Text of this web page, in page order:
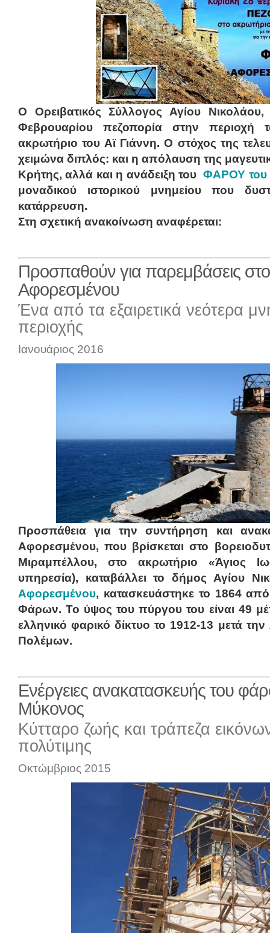
Ο Ορειβατικός Σύλλογος Αγίου Νικολάου,
Φεβρουαρίου πεζοπορία στην περιοχή
ακρωτήριο του Αϊ Γιάννη. Ο στόχος της
χειμώνα διπλός: και η απόλαυση της
Κρήτης, αλλά και η ανάδειξη του ΦΑΡΟΥ
μοναδικού ιστορικού μνημείου που
κατάρρευση.
Στη σχετική ανακοίνωση αναφέρεται:
Προσπαθούν για παρεμβάσεις
Αφορεσμένου
Ένα από τα εξαιρετικά νεότερα
περιοχής
Ιανουάριος 2016
Προσπάθεια για την συντήρηση και
Αφορεσμένου, που βρίσκεται στο
Μιραμπέλλου, στο ακρωτήριο «Άγιος
υπηρεσία), καταβάλλει το δήμος Αγίου
Αφορεσμένου, κατασκευάστηκε το 1864 από
Φάρων. Το ύψος του πύργου του είναι 49
ελληνικό φαρικό δίκτυο το 1912-13 μετά
Πολέμων.
Ενέργειες ανακατασκευής του
Μύκονος
Κύτταρο ζωής και τράπεζα
πολύτιμης
Οκτώμβριος 2015